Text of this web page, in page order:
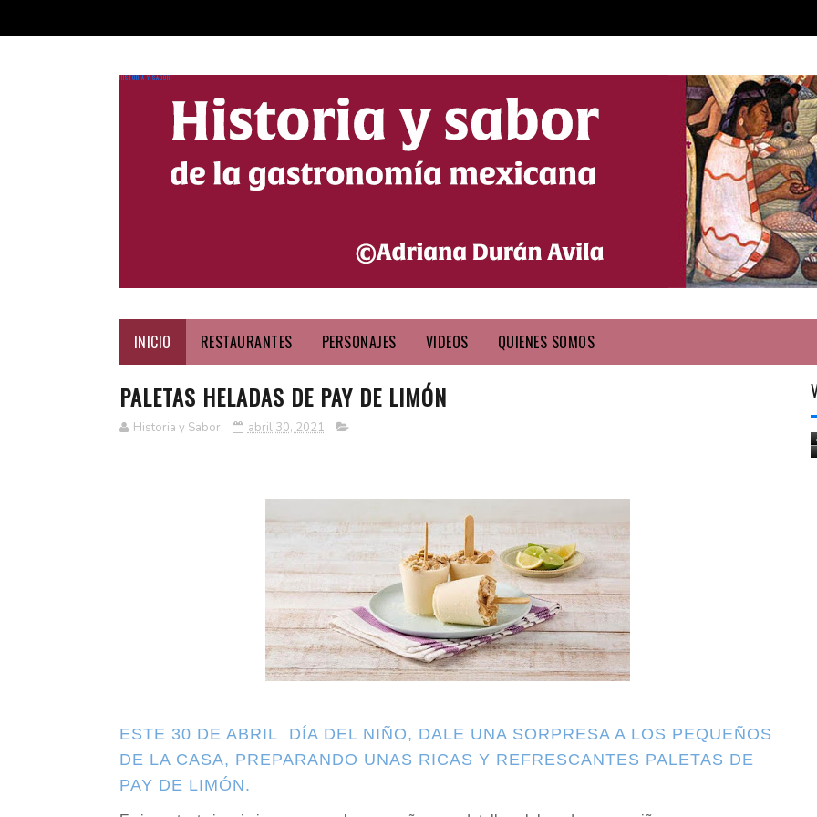
HISTORIA Y SABOR
INICIO RESTAURANTES PERSONAJES VIDEOS QUIENES SOMOS
PALETAS HELADAS DE PAY DE LIMÓN
Historia y Sabor abril 30, 2021
ESTE 30 DE ABRIL DÍA DEL NIÑO, DALE UNA SORPRESA A LOS PEQUEÑOS
DE LA CASA, PREPARANDO UNAS RICAS Y REFRESCANTES PALETAS DE
PAY DE LIMÓN.